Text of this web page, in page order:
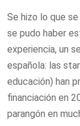
Se hizo lo que
se pudo haber
experiencia, un
española: las
educación) han
financiación en
parangón en